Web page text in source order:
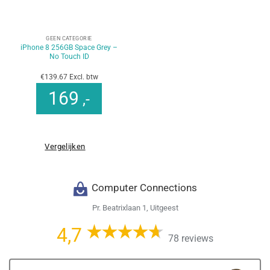
GEEN CATEGORIE
iPhone 8 256GB Space Grey –
No Touch ID
€139.67 Excl. btw
169 ,-
Vergelijken
Computer Connections
Pr. Beatrixlaan 1, Uitgeest
4,7 78 reviews